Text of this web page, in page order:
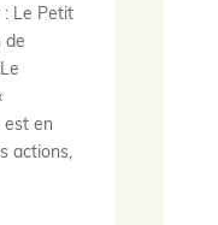
: Le Petit
de
est en
actions,